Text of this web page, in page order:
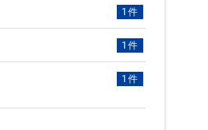
1件
1件
1件